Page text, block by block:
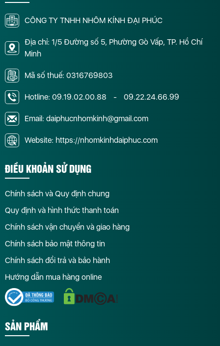
CÔNG TY TNHH NHÔM KÍNH ĐẠI PHÚC
Địa chỉ: 1/5 Đường số 5, Phường Gò Vấp, TP. Hồ Chí
Minh
Mã số thuế: 0316769803
Hotline: 09.19.02.00.88 - 09.22.24.66.99
Email: daiphucnhomkinh@gmail.com
Website: https://nhomkinhdaiphuc.com
ĐIỀU KHOẢN SỬ DỤNG
Chính sách và Quy định chung
Quy định và hình thức thanh toán
Chính sách vận chuyển và giao hàng
Chính sách bảo mật thông tin
Chính sách đổi trả và bảo hành
Hướng dẫn mua hàng online
SẢN PHẨM